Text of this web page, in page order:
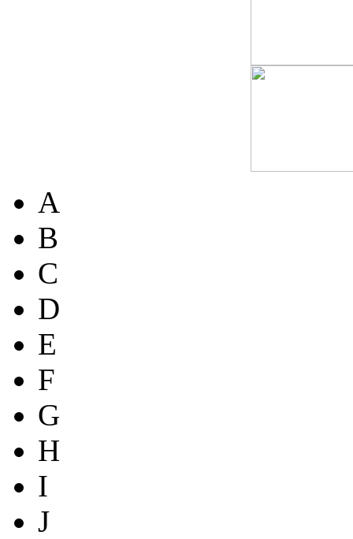
A
B
C
D
E
F
G
H
I
J